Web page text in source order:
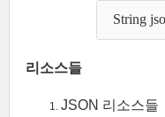
String
리소스들
JSON 리소스들